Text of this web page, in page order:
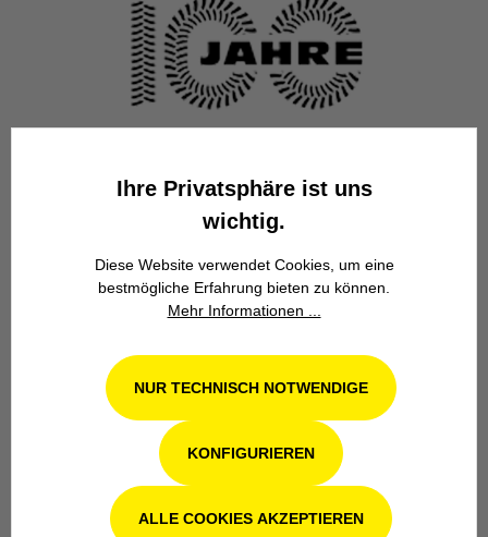
Wir stehen seit über 100 Jahren als
Familienbetrieb in 4. Generation für
Kompetenz, Innovation und
Zuverlässigkeit.
Werkstatt in Odenthal / Köln
Unsere Fachwerkstatt für Garten-, Forst-
und Landtechnik- Geräte in Odenthal bei
Ihre Privatsphäre ist uns
wichtig.
Diese Website verwendet Cookies, um eine
bestmögliche Erfahrung bieten zu können.
Mehr Informationen ...
NUR TECHNISCH NOTWENDIGE
KONFIGURIEREN
ALLE COOKIES AKZEPTIEREN